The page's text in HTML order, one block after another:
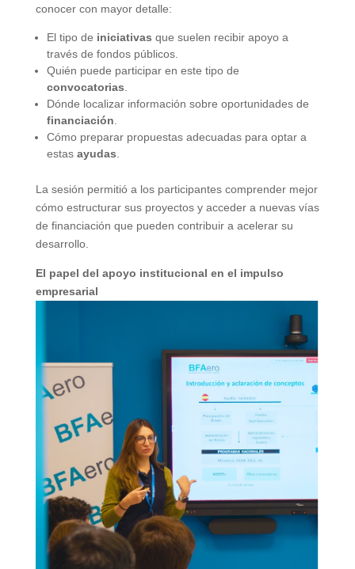
conocer con mayor detalle:
El tipo de iniciativas que suelen recibir apoyo a
través de fondos públicos.
Quién puede participar en este tipo de
convocatorias
Dónde localizar información sobre oportunidades de
financiación
Cómo preparar propuestas adecuadas para optar a
estas ayudas
La sesión permitió a los participantes comprender mejor
cómo estructurar sus proyectos y acceder a nuevas vías
de financiación que pueden contribuir a acelerar su
desarrollo.
El papel del apoyo institucional en el impulso
empresarial